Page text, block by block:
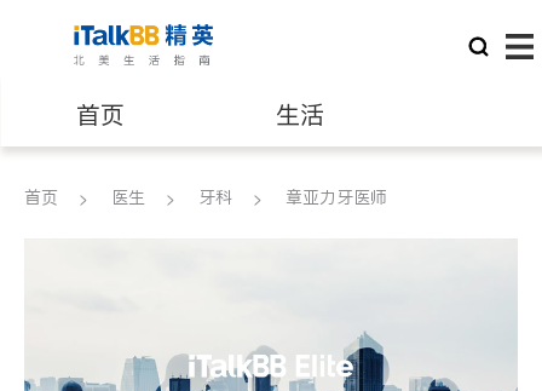
首页 生活
医生 律师
首页 医生 牙科 章亚力牙医师